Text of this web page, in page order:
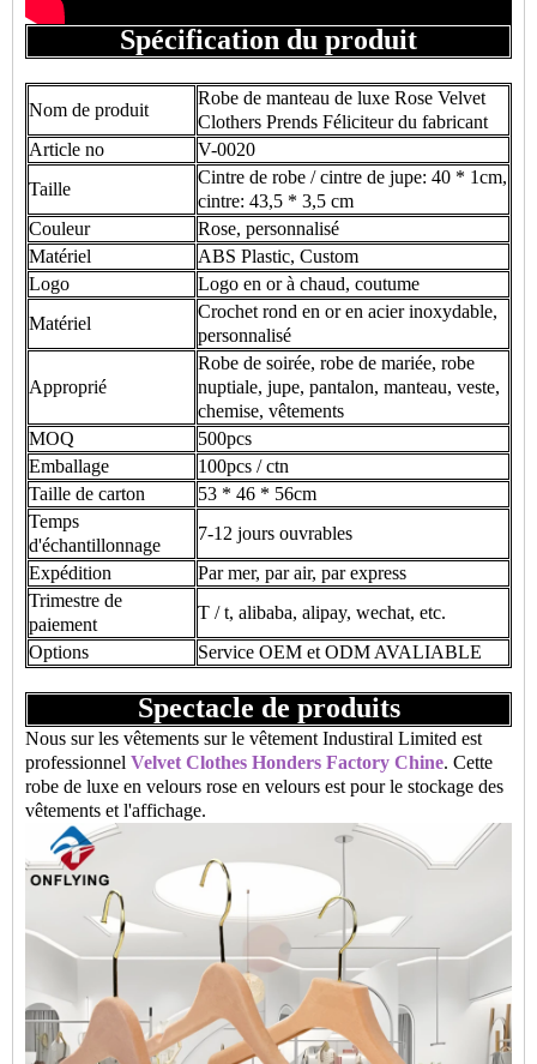
Spécification du produit
Nom de produit
Robe de manteau de luxe Rose Velvet
Clothers Prends Féliciteur du fabricant
Article no
V-0020
Taille
Cintre de robe / cintre de jupe: 40 * 1cm,
cintre: 43,5 * 3,5 cm
Couleur
Rose, personnalisé
Matériel
ABS Plastic, Custom
Logo
Logo en or à chaud, coutume
Matériel
Crochet rond en or en acier inoxydable,
personnalisé
Approprié
Robe de soirée, robe de mariée, robe
nuptiale, jupe, pantalon, manteau, veste,
chemise, vêtements
MOQ
500pcs
Emballage
100pcs / ctn
Taille de carton
53 * 46 * 56cm
Temps
d'échantillonnage
7-12 jours ouvrables
Expédition
Par mer, par air, par express
Trimestre de
paiement
T / t, alibaba, alipay, wechat, etc.
Options
Service OEM et ODM AVALIABLE
Spectacle de produits
Nous sur les vêtements sur le vêtement Industiral Limited est
professionnel Velvet Clothes Honders Factory Chine. Cette
robe de luxe en velours rose en velours est pour le stockage des
vêtements et l'affichage.